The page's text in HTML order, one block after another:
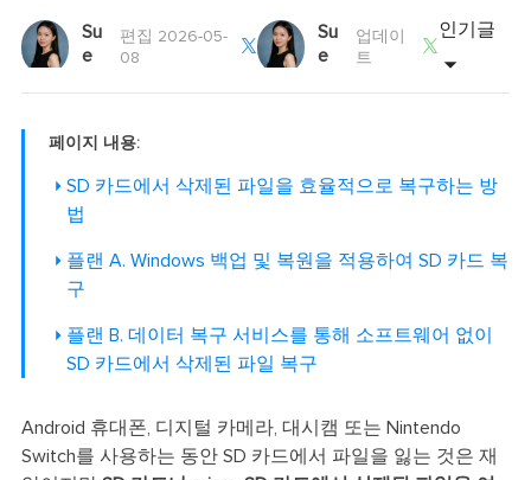
Su
e
편집 2026-05-
08

Su
e
업데이
트

인기글
페이지 내용:
SD 카드에서 삭제된 파일을 효율적으로 복구하는 방
법
플랜 A. Windows 백업 및 복원을 적용하여 SD 카드 복
구
플랜 B. 데이터 복구 서비스를 통해 소프트웨어 없이
SD 카드에서 삭제된 파일 복구
Android 휴대폰, 디지털 카메라, 대시캠 또는 Nintendo
Switch를 사용하는 동안 SD 카드에서 파일을 잃는 것은 재